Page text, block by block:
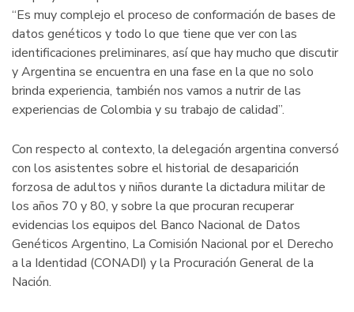
“Es muy complejo el proceso de conformación de bases de
datos genéticos y todo lo que tiene que ver con las
identificaciones preliminares, así que hay mucho que discutir
y Argentina se encuentra en una fase en la que no solo
brinda experiencia, también nos vamos a nutrir de las
experiencias de Colombia y su trabajo de calidad”.
Con respecto al contexto, la delegación argentina conversó
con los asistentes sobre el historial de desaparición
forzosa de adultos y niños durante la dictadura militar de
los años 70 y 80, y sobre la que procuran recuperar
evidencias los equipos del Banco Nacional de Datos
Genéticos Argentino, La Comisión Nacional por el Derecho
a la Identidad (CONADI) y la Procuración General de la
Nación.